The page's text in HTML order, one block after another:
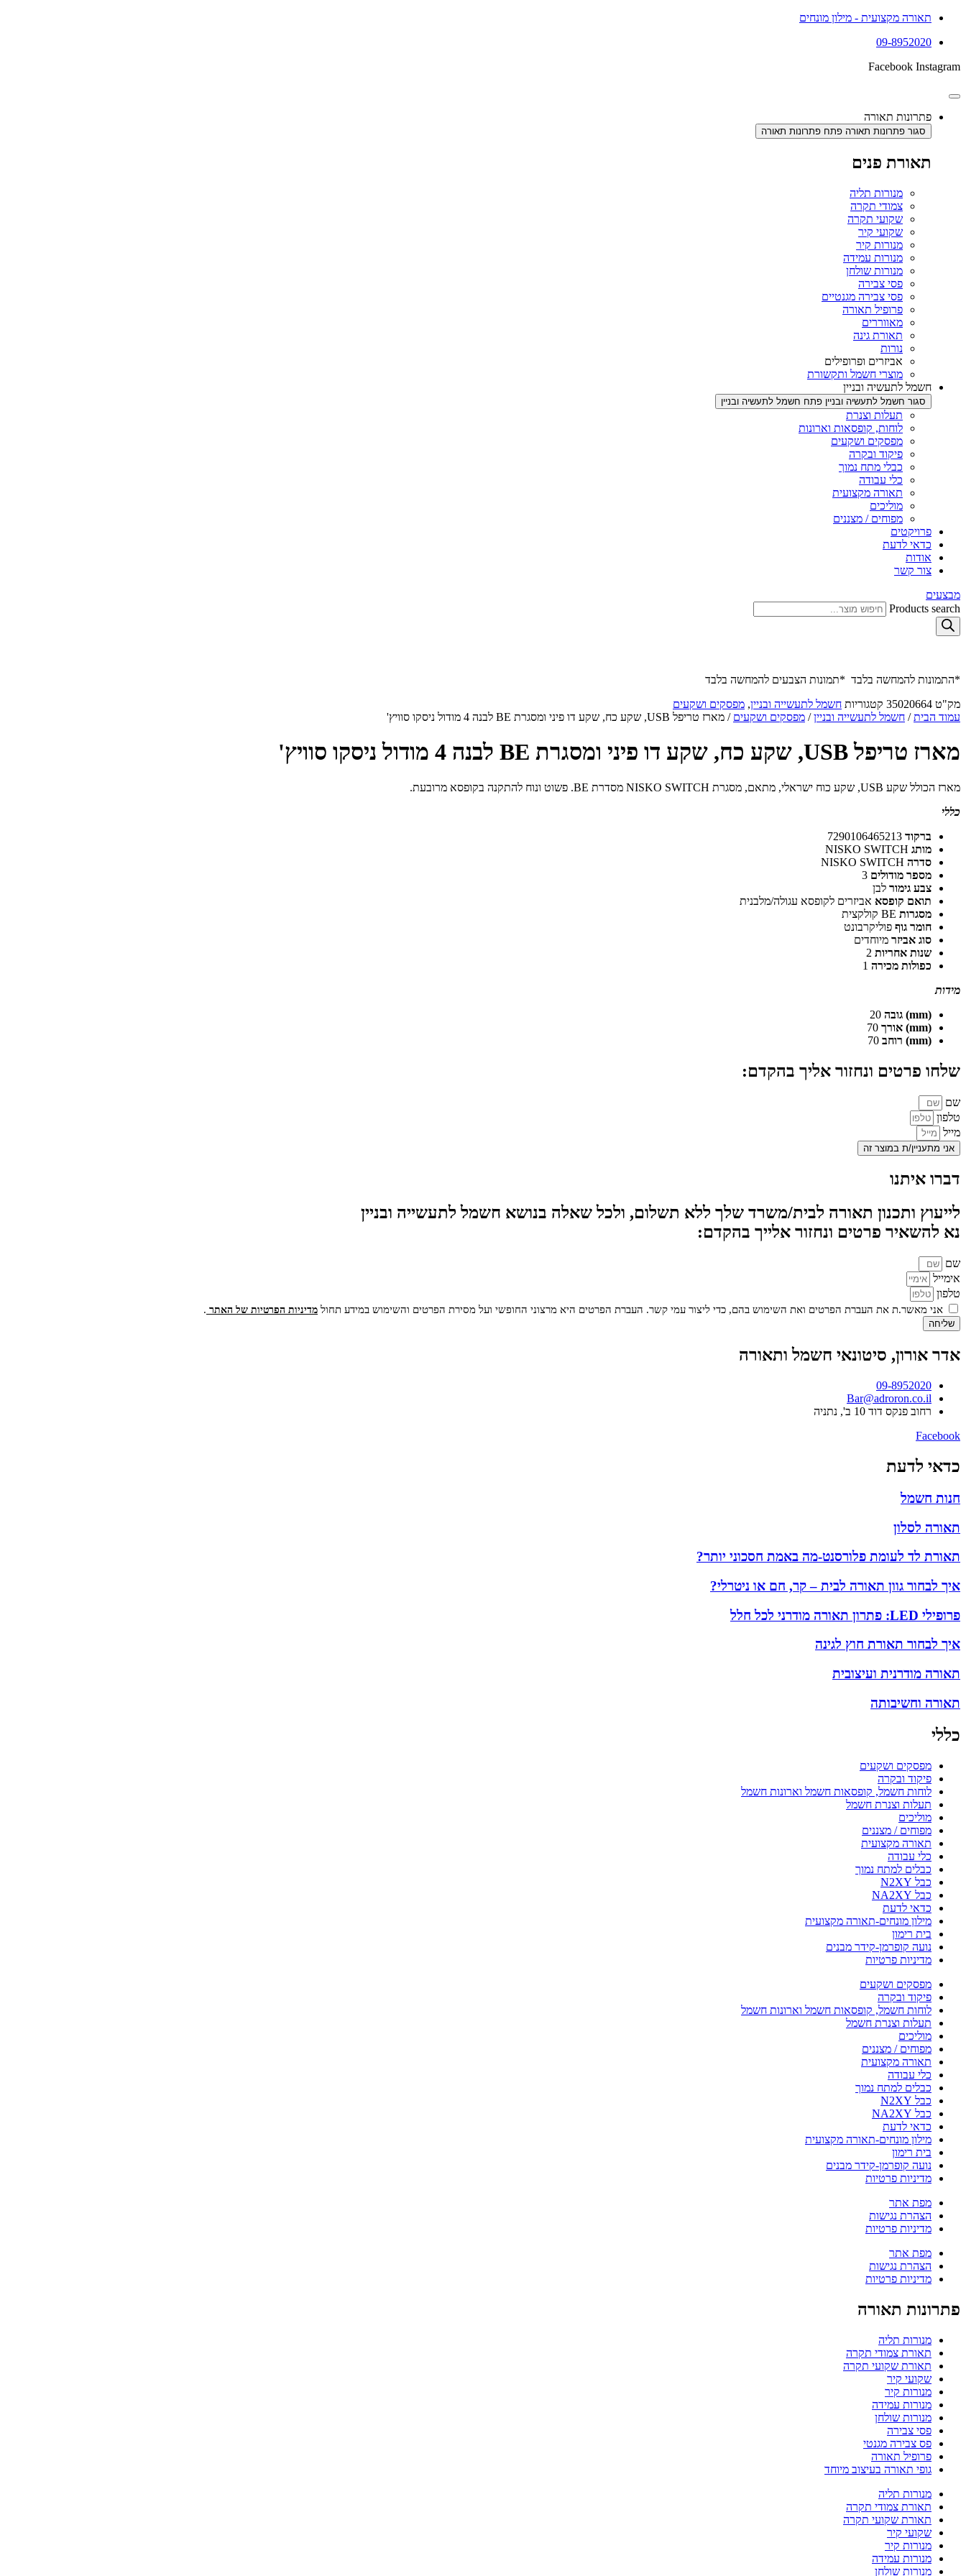
תאורה מקצועית - מילון מונחים
09-8952020
Facebook Instagram
פתרונות תאורה
סגור פתרונות תאורה פתח פתרונות תאורה
תאורת פנים
מנורות תליה
צמודי תקרה
שקועי תקרה
שקועי קיר
מנורות קיר
מנורות עמידה
מנורות שולחן
פסי צבירה
פסי צבירה מגנטיים
פרופיל תאורה
מאווררים
תאורת גינה
נורות
אביזרים ופרופילים
מוצרי חשמל ותקשורת
חשמל לתעשיה ובניין
סגור חשמל לתעשיה ובניין פתח חשמל לתעשיה ובניין
תעלות וצנרת
לוחות, קופסאות וארונות
מפסקים ושקעים
פיקוד ובקרה
כבלי מתח נמוך
כלי עבודה
תאורה מקצועית
מוליכים
מפוחים / מצננים
פרויקטים
כדאי לדעת
אודות
צור קשר
מבצעים
Products search
*התמונות להמחשה בלבד *תמונות הצבעים להמחשה בלבד
מק"ט 35020664 קטגוריות חשמל לתעשייה ובניין, מפסקים ושקעים
עמוד הבית/ חשמל לתעשייה ובניין/ מפסקים ושקעים / מארז טריפל USB, שקע כח, שקע דו פיני ומסגרת BE לבנה 4 מודול ניסקו סוויץ'
מארז טריפל USB, שקע כח, שקע דו פיני ומסגרת BE לבנה 4 מודול ניסקו סוויץ'
מארז הכולל שקע USB, שקע כוח ישראלי, מתאם, מסגרת NISKO SWITCH
מסדרת BE. פשוט ונוח להתקנה בקופסא מרובעת.
כללי
ברקוד 7290106465213
מותג NISKO SWITCH
סדרה NISKO SWITCH
מספר מודולים 3
צבע גימור לבן
תואם קופסא אביזרים לקופסא עגולה/מלבנית
מסגרות BE קולקצית
חומר גוף פוליקרבונט
סוג אביזר מיוחדים
שנות אחריות 2
כפולות מכירה 1
מידות
(mm) גובה
20
(mm) אורך
70
(mm) רוחב
70
שלחו פרטים ונחזור אליך בהקדם:
שם
טלפון
מייל
אני מתעניין/ת במוצר זה
דברו איתנו
לייעוץ ותכנון תאורה לבית/משרד שלך ללא תשלום, ולכל שאלה בנושא חשמל לתעשייה ובניין
נא להשאיר פרטים ונחזור אלייך בהקדם:
שם
אימייל
טלפון
אני מאשר.ת את העברת הפרטים ואת השימוש בהם, כדי ליצור עמי קשר. העברת הפרטים היא מרצוני החופשי ועל מסירת הפרטים והשימוש במידע תחול מדיניות הפרטיות של האתר .
שליחה
אדר אורון, סיטונאי חשמל ותאורה
09-8952020
Bar@adroron.co.il
רחוב פנקס דוד 10 ב', נתניה
Facebook
כדאי לדעת
חנות חשמל
תאורה לסלון
תאורת לד לעומת פלורסנט-מה באמת חסכוני יותר?
איך לבחור גוון תאורה לבית – קר, חם או ניטרלי?
פרופילי LED: פתרון תאורה מודרני לכל חלל
איך לבחור תאורת חוץ לגינה
תאורה מודרנית ועיצובית
תאורה וחשיבותה
כללי
מפסקים ושקעים
פיקוד ובקרה
לוחות חשמל, קופסאות חשמל וארונות חשמל
תעלות וצנרת חשמל
מוליכים
מפוחים / מצננים
תאורה מקצועית
כלי עבודה
כבלים למתח נמוך
כבל N2XY
כבל NA2XY
כדאי לדעת
מילון מונחים-תאורה מקצועית
בית רימון
נועה קופרמן-קידר מבנים
מדיניות פרטיות
מפסקים ושקעים
פיקוד ובקרה
לוחות חשמל, קופסאות חשמל וארונות חשמל
תעלות וצנרת חשמל
מוליכים
מפוחים / מצננים
תאורה מקצועית
כלי עבודה
כבלים למתח נמוך
כבל N2XY
כבל NA2XY
כדאי לדעת
מילון מונחים-תאורה מקצועית
בית רימון
נועה קופרמן-קידר מבנים
מדיניות פרטיות
מפת אתר
הצהרת נגישות
מדיניות פרטיות
מפת אתר
הצהרת נגישות
מדיניות פרטיות
פתרונות תאורה
מנורות תליה
תאורת צמודי תקרה
תאורת שקועי תקרה
שקועי קיר
מנורות קיר
מנורות עמידה
מנורות שולחן
פסי צבירה
פס צבירה מגנטי
פרופיל תאורה
גופי תאורה בעיצוב מיוחד
מנורות תליה
תאורת צמודי תקרה
תאורת שקועי תקרה
שקועי קיר
מנורות קיר
מנורות עמידה
מנורות שולחן